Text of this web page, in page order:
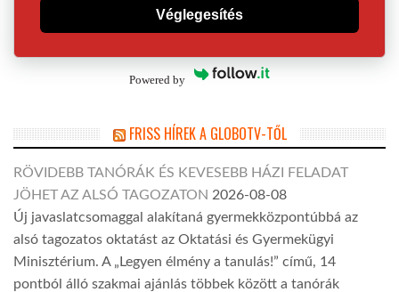
Véglegesítés
Powered by
FRISS HÍREK A GLOBOTV-TŐL
RÖVIDEBB TANÓRÁK ÉS KEVESEBB HÁZI FELADAT
JÖHET AZ ALSÓ TAGOZATON 2026-08-08
Új javaslatcsomaggal alakítaná gyermekközpontúbbá az
alsó tagozatos oktatást az Oktatási és Gyermekügyi
Minisztérium. A „Legyen élmény a tanulás!” című, 14
pontból álló szakmai ajánlás többek között a tanórák